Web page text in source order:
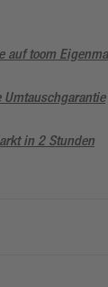
auf toom
Umtauschgarantie
in 2 Stunden